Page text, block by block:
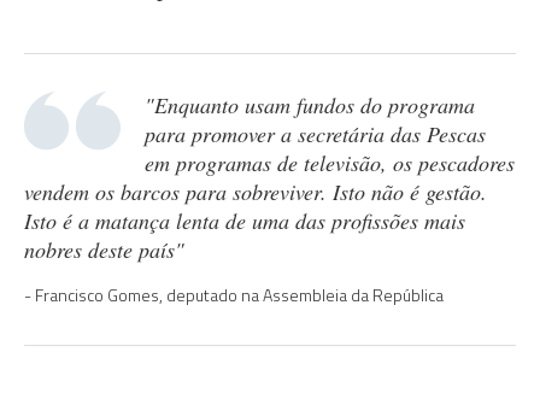
"Enquanto usam fundos do programa
para promover a secretária das Pescas
em programas de televisão, os pescadores
vendem os barcos para sobreviver. Isto não é gestão.
Isto é a matança lenta de uma das profissões mais
nobres deste país"
Francisco Gomes, deputado na Assembleia da República